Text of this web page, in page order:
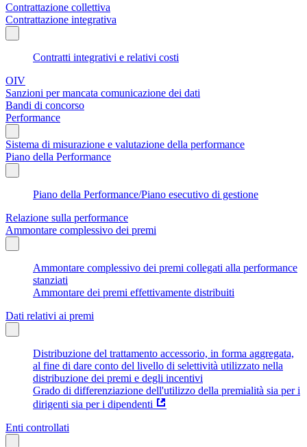
Contrattazione collettiva
Contrattazione integrativa
Contratti integrativi e relativi costi
OIV
Sanzioni per mancata comunicazione dei dati
Bandi di concorso
Performance
Sistema di misurazione e valutazione della performance
Piano della Performance
Piano della Performance/Piano esecutivo di gestione
Relazione sulla performance
Ammontare complessivo dei premi
Ammontare complessivo dei premi collegati alla performance
stanziati
Ammontare dei premi effettivamente distribuiti
Dati relativi ai premi
Distribuzione del trattamento accessorio, in forma aggregata,
al fine di dare conto del livello di selettività utilizzato nella
distribuzione dei premi e degli incentivi
Grado di differenziazione dell'utilizzo della premialità sia per i
dirigenti sia per i dipendenti
Enti controllati